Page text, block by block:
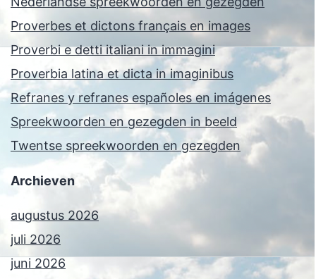
Proverbes et dictons français en images
Proverbi e detti italiani in immagini
Proverbia latina et dicta in imaginibus
Refranes y refranes españoles en imágenes
Spreekwoorden en gezegden in beeld
Twentse spreekwoorden en gezegden
Archieven
augustus 2026
juli 2026
juni 2026